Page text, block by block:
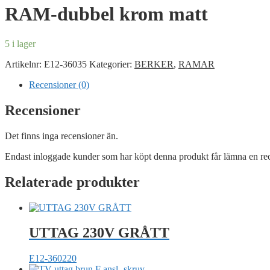
RAM-dubbel krom matt
5 i lager
Artikelnr: E12-36035 Kategorier: BERKER, RAMAR
Recensioner (0)
Recensioner
Det finns inga recensioner än.
Endast inloggade kunder som har köpt denna produkt får lämna en
Relaterade produkter
UTTAG 230V GRÅTT
E12-360220